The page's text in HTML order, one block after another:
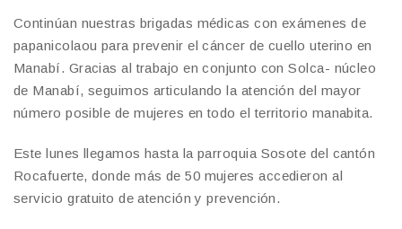
Continúan nuestras brigadas médicas con exámenes de
papanicolaou para prevenir el cáncer de cuello uterino en
Manabí. Gracias al trabajo en conjunto con Solca- núcleo
de Manabí, seguimos articulando la atención del mayor
número posible de mujeres en todo el territorio manabita.
Este lunes llegamos hasta la parroquia Sosote del cantón
Rocafuerte, donde más de 50 mujeres accedieron al
servicio gratuito de atención y prevención.